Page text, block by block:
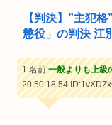
【判決】”主犯
懲役」の判決 江
1 名前:一般よりも上級
20:50:18.54